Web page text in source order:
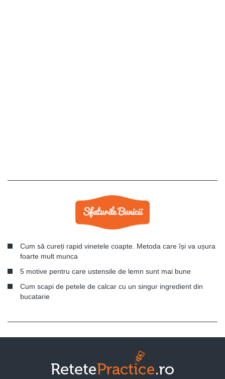
Cum să cureți rapid vinetele coapte. Metoda care își va ușura
foarte mult munca
5 motive pentru care ustensile de lemn sunt mai bune
Cum scapi de petele de calcar cu un singur ingredient din
bucatarie